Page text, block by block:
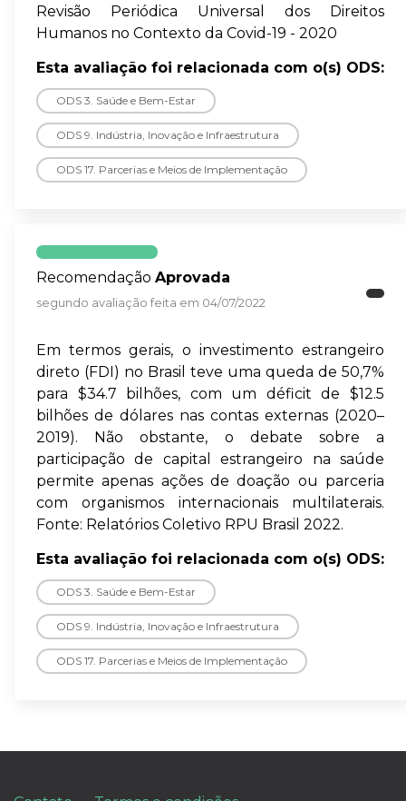
Revisão Periódica Universal dos Direitos
Humanos no Contexto da Covid-19 - 2020
Esta avaliação foi relacionada com o(s) ODS:
ODS 3. Saúde e Bem-Estar
ODS 9. Indústria, Inovação e Infraestrutura
ODS 17. Parcerias e Meios de Implementação
Recomendação Aprovada
segundo avaliação feita em 04/07/2022
Em termos gerais, o investimento estrangeiro
direto (FDI) no Brasil teve uma queda de 50,7%
para $34.7 bilhões, com um déficit de $12.5
bilhões de dólares nas contas externas (2020–
2019). Não obstante, o debate sobre a
participação de capital estrangeiro na saúde
permite apenas ações de doação ou parceria
com organismos internacionais multilaterais.
Fonte: Relatórios Coletivo RPU Brasil 2022.
Esta avaliação foi relacionada com o(s) ODS:
ODS 3. Saúde e Bem-Estar
ODS 9. Indústria, Inovação e Infraestrutura
ODS 17. Parcerias e Meios de Implementação